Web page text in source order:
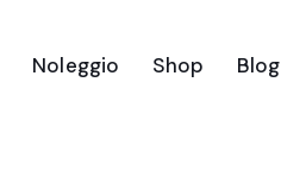
Noleggio Shop Blog